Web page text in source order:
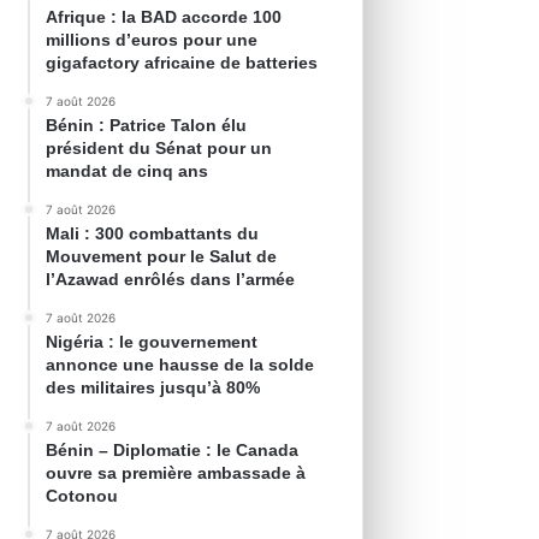
Afrique : la BAD accorde 100
millions d’euros pour une
gigafactory africaine de batteries
7 août 2026
Bénin : Patrice Talon élu
président du Sénat pour un
mandat de cinq ans
7 août 2026
Mali : 300 combattants du
Mouvement pour le Salut de
l’Azawad enrôlés dans l’armée
7 août 2026
Nigéria : le gouvernement
annonce une hausse de la solde
des militaires jusqu’à 80%
7 août 2026
Bénin – Diplomatie : le Canada
ouvre sa première ambassade à
Cotonou
7 août 2026